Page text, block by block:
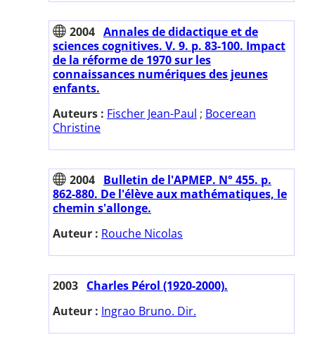
2004 Annales de didactique et de
sciences cognitives. V. 9. p. 83-100. Impact
de la réforme de 1970 sur les
connaissances numériques des jeunes
enfants.
Auteurs : Fischer Jean-Paul ; Bocerean
Christine
2004 Bulletin de l'APMEP. N° 455. p.
862-880. De l'élève aux mathématiques, le
chemin s'allonge.
Auteur : Rouche Nicolas
2003 Charles Pérol (1920-2000).
Auteur : Ingrao Bruno. Dir.